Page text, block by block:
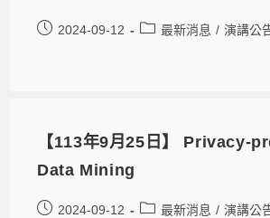
2024-09-12 最新消息 / 演講公
【113年9月25日】 Privacy-
Data Mining
2024-09-12 最新消息 / 演講公